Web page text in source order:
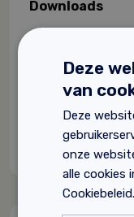
Downloads
Op zoek naar
Gutex
Gutex gids.
Video
Deze
van
Deze
onze
alle cookies
Cookiebeleid.